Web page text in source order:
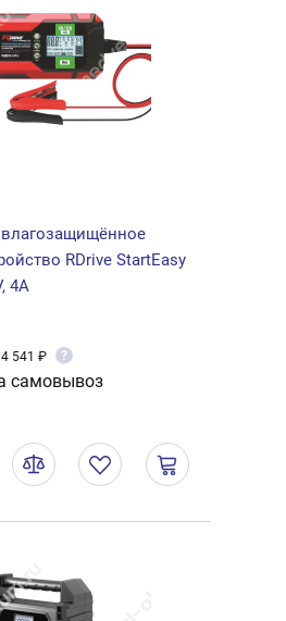
RDrive StartEasy
4A
4 541 ₽ ?
самовывоз